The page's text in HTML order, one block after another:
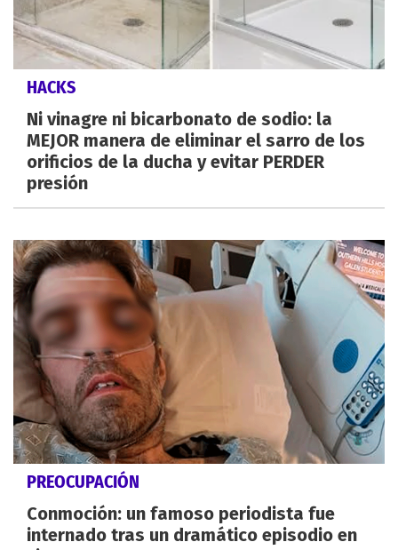
HACKS
Ni vinagre ni bicarbonato de sodio: la
MEJOR manera de eliminar el sarro de los
orificios de la ducha y evitar PERDER
presión
PREOCUPACIÓN
Conmoción: un famoso periodista fue
internado tras un dramático episodio en